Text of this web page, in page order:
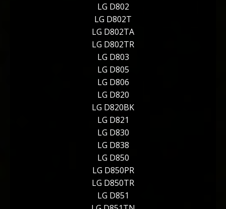
LG D802
LG D802T
LG D802TA
LG D802TR
LG D803
LG D805
LG D806
LG D820
LG D820BK
LG D821
LG D830
LG D838
LG D850
LG D850PR
LG D850TR
LG D851